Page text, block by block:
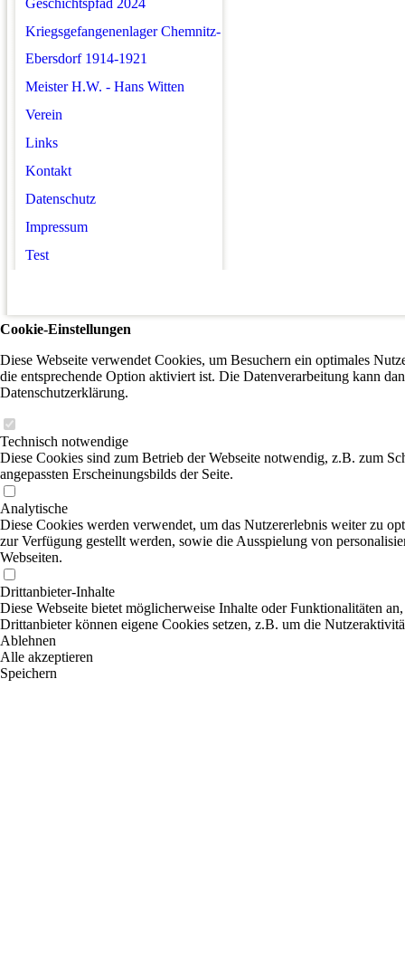
Geschichtspfad 2024
Kriegsgefangenenlager Chemnitz-
Ebersdorf 1914-1921
Meister H.W. - Hans Witten
Verein
Links
Kontakt
Datenschutz
Impressum
Test
Cookie-Einstellungen
Diese Webseite verwendet Cookies, um Besuchern ein optimales
die entsprechende Option aktiviert ist. Die Datenverarbeitung kann
Datenschutzerklärung.
Technisch notwendige
Diese Cookies sind zum Betrieb der Webseite notwendig, z.B. zum
angepassten Erscheinungsbilds der Seite.
Analytische
Diese Cookies werden verwendet, um das Nutzererlebnis weiter zu
zur Verfügung gestellt werden, sowie die Ausspielung von
Webseiten.
Drittanbieter-Inhalte
Diese Webseite bietet möglicherweise Inhalte oder Funktionalitäten
Drittanbieter können eigene Cookies setzen, z.B. um die
Ablehnen
Alle akzeptieren
Speichern